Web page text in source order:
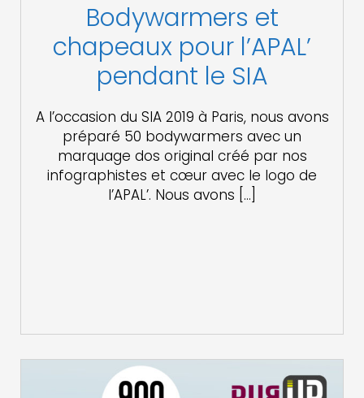
Bodywarmers et
chapeaux pour l’APAL’
pendant le SIA
A l’occasion du SIA 2019 à Paris, nous avons
préparé 50 bodywarmers avec un
marquage dos original créé par nos
infographistes et cœur avec le logo de
l’APAL’. Nous avons […]